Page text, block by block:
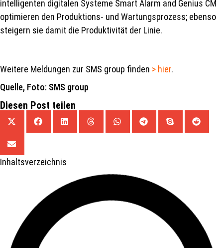
intelligenten digitalen Systeme Smart Alarm and Genius CM
optimieren den Produktions- und Wartungsprozess; ebenso
steigern sie damit die Produktivität der Linie.
Weitere Meldungen zur SMS group finden > hier.
Quelle, Foto: SMS group
Diesen Post teilen
Inhaltsverzeichnis